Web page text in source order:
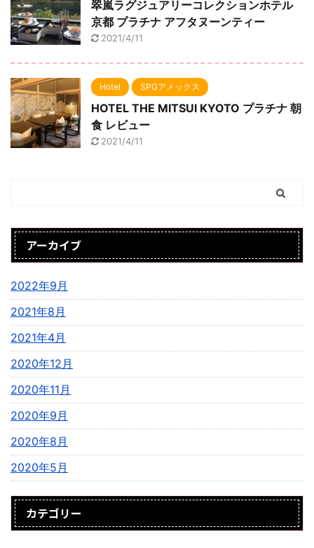
翠嵐ラグジュアリーコレクションホテル
京都 プラチナ アフタヌーンティー
2021/4/11
Hotel SPGアメックス
HOTEL THE MITSUI KYOTO プラチナ 朝
食 レビュー
2021/4/11
アーカイブ
2022年9月
2021年8月
2021年4月
2020年12月
2020年11月
2020年9月
2020年8月
2020年5月
カテゴリー